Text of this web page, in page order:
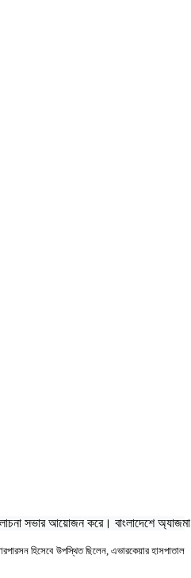
সভার আয়োজন করে। বাংলাদেশে অ্যাজমা
হিসেবে উপস্থিত ছিলেন, এভারকেয়ার হাসপাতাল